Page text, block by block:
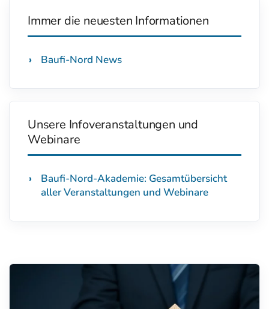
Immer die neuesten Informationen
Baufi-Nord News
Unsere Infoveranstaltungen und
Webinare
Baufi-Nord-Akademie: Gesamtübersicht
aller Veranstaltungen und Webinare